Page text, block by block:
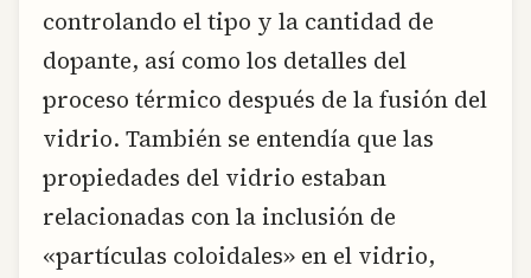
controlando el tipo y la cantidad de
dopante, así como los detalles del
proceso térmico después de la fusión del
vidrio. También se entendía que las
propiedades del vidrio estaban
relacionadas con la inclusión de
«partículas coloidales» en el vidrio,